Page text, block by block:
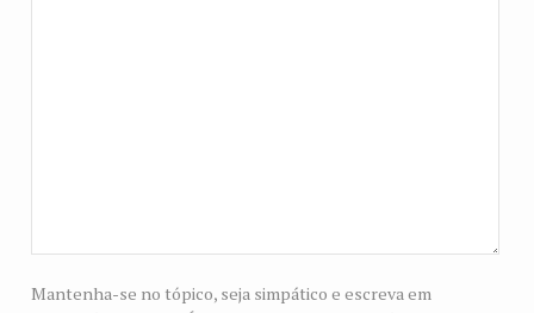
Mantenha-se no tópico, seja simpático e escreva em